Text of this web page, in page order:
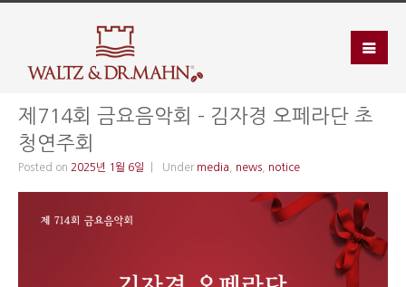
제714회 금요음악회 – 김자경 오페라단 초
청연주회
Posted on 2025년 1월 6일 Under media news notice